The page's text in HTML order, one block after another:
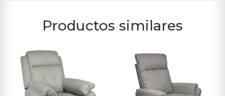
Productos similares